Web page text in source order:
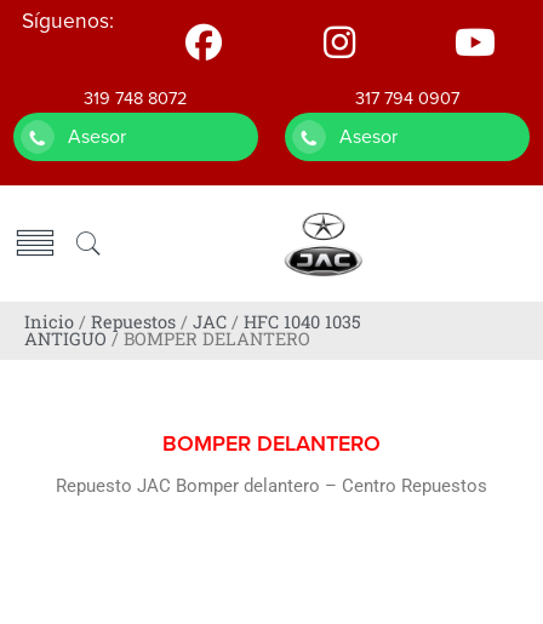
Síguenos:
319 748 8072
Asesor
317 794 0907
Asesor
Inicio / Repuestos / JAC / HFC 1040 1035
ANTIGUO / BOMPER DELANTERO
BOMPER DELANTERO
Repuesto JAC Bomper delantero – Centro Repuestos